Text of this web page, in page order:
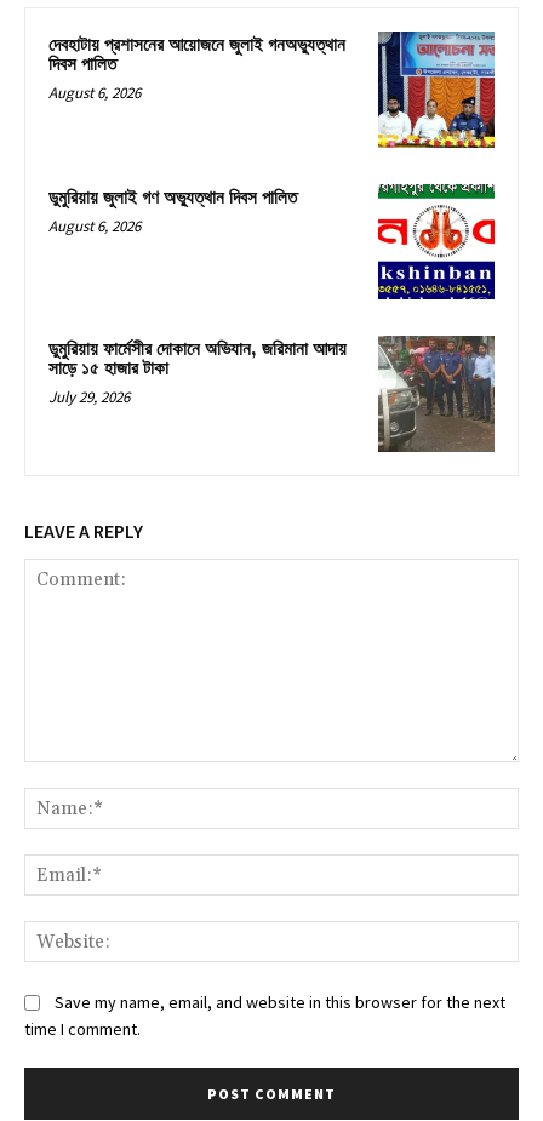
দেবহাটায় প্রশাসনের আয়োজনে জুলাই গনঅভ্যুত্থান
দিবস পালিত
August 6, 2026
ডুমুরিয়ায় জুলাই গণ অভ্যুত্থান দিবস পালিত
August 6, 2026
ডুমুরিয়ায় ফার্মেসীর দোকানে অভিযান, জরিমানা আদায়
সাড়ে ১৫ হাজার টাকা
July 29, 2026
LEAVE A REPLY
Save my name, email, and website in this browser for the next
time I comment.